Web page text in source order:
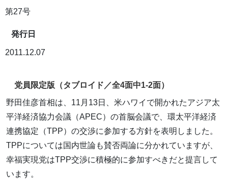
第27号
発行日
2011.12.07
党員限定版（タブロイド／全4面中1-2面）
野田佳彦首相は、11月13日、米ハワイで開かれたアジア太
平洋経済協力会議（APEC）の首脳会議で、環太平洋経済
連携協定（TPP）の交渉に参加する方針を表明しました。
TPPについては国内世論も賛否両論に分かれていますが、
幸福実現党はTPP交渉に積極的に参加すべきだと提言して
います。